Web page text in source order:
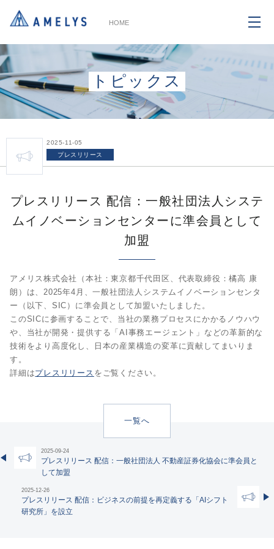
HOME
トピックス
2025-11-05
プレスリリース
プレスリリース 配信：一般社団法人システ
ムイノベーションセンターに準会員として
加盟
アメリス株式会社（本社：東京都千代田区、代表取締役：橘高 康
朗）は、2025年4月、一般社団法人システムイノベーションセンタ
ー（以下、SIC）に準会員として加盟いたしました。
このSICに参画することで、当社の業務プロセスにかかるノウハウ
や、当社が開発・提供する「AI事務エージェント」などの革新的な
技術をより高度化し、日本の産業構造の変革に貢献してまいりま
す。
詳細はプレスリリース をご覧ください。
一覧へ
2025-09-24
プレスリリース 配信：一般社団法人 不動産証券化協会に準会員と
して加盟
2025-12-26
プレスリリース 配信：ビジネスの前提を再定義する「AIシフト
研究所」を設立